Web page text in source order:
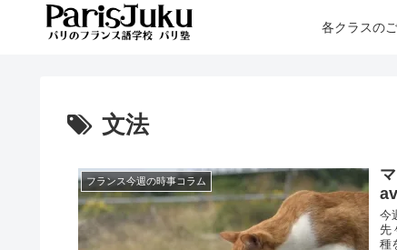
各クラスの
文法
フランス今週の時事コラム
今
先
種